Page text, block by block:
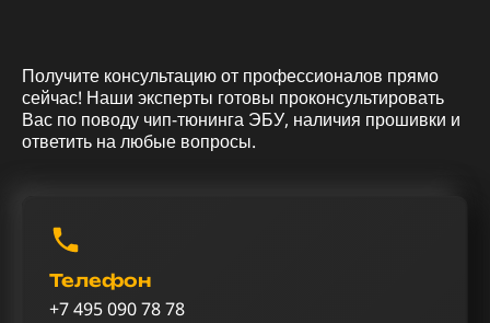
Получите консультацию от профессионалов прямо
сейчас! Наши эксперты готовы проконсультировать
Вас по поводу чип-тюнинга ЭБУ, наличия прошивки и
ответить на любые вопросы.
Телефон
+7 495 090 78 78